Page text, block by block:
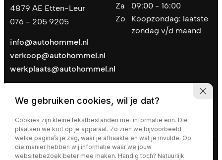
4879 AE Etten-Leur
076 - 205 9205
info@autohommel.nl
verkoop@autohommel.nl
werkplaats@autohommel.nl
Za
09:00 - 16:00
Zo
Koopzondag: laatste
zondag v/d maand
Privacy policy | Algemene voorwaarden
We gebruiken cookies, wil je dat?
Cookies zijn kleine tekstbestanden met informatie erin. Die
plaatsen we kort op je apparaat. Zo zien we bijvoorbeeld
welke pagina’s je zag, waar je afhaakte en wat je invulde. Op
die manier hebben wij informatie waar we jouw
websitebezoek beter mee maken. Handig toch? Natuurlijk